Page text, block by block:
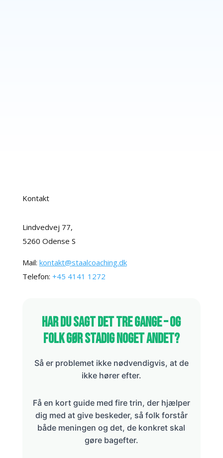
Kontakt
Lindvedvej 77,
5260 Odense S
Mail: kontakt@staalcoaching.dk
Telefon: +45 4141 1272
Har du sagt det tre gange – og
folk gør stadig noget andet?
Så er problemet ikke nødvendigvis, at de
ikke hører efter.
Få en kort guide med fire trin, der hjælper
dig med at give beskeder, så folk forstår
både meningen og det, de konkret skal
gøre bagefter.